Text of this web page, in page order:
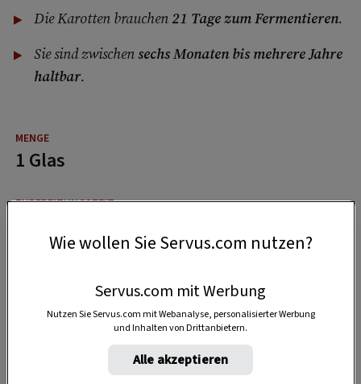
Die Karotten brauchen 21 Tage zum Fermentieren.
Sie sind zwischensechs Monaten bis mehrere Jahre
haltbar.
1 Glas
40 Minuten
Wie wollen Sie Servus.com nutzen?
Servus.com mit Werbung
Nutzen Sie Servus.com mit Webanalyse, personalisierter Werbung
und Inhalten von Drittanbietern.
Alle akzeptieren